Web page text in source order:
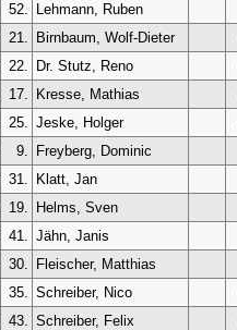
52. Lehmann, Ruben
21. Birnbaum, Wolf-Dieter
22. Dr. Stutz, Reno
17. Kresse, Mathias
25. Jeske, Holger
9. Freyberg, Dominic
31. Klatt, Jan
19. Helms, Sven
41. Jähn, Janis
30. Fleischer, Matthias
35. Schreiber, Nico
43. Schreiber, Felix